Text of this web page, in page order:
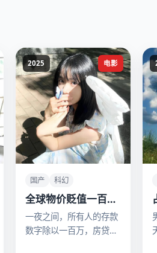
电影
2025
国产 科幻
全球物价贬值一百万
倍
一夜之间，所有人的存款
数字除以一百万，房贷却